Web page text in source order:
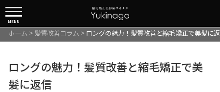
MENU
ホーム > 髪質改善コラム > ロングの魅力！髪質改善と縮毛矯正で美髪に
ロングの魅力！髪質改善と縮毛矯正で美
髪に返信